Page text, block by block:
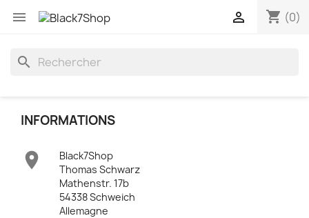
 shopping_cart (0)

search
INFORMATIONS

Black7Shop
Thomas Schwarz
Mathenstr. 17b
54338 Schweich
Allemagne